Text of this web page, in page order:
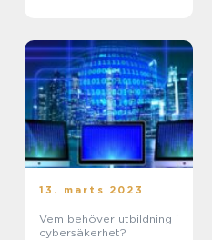
13. marts 2023
Vem behöver utbildning i
cybersäkerhet?